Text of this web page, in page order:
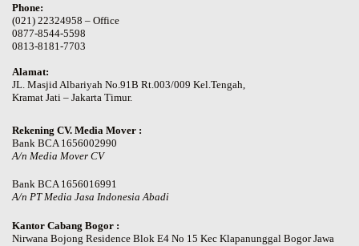
Phone:
(021) 22324958 – Office
0877-8544-5598
0813-8181-7703
Alamat:
JL. Masjid Albariyah No.91B Rt.003/009 Kel.Tengah,
Kramat Jati – Jakarta Timur.
Rekening CV. Media Mover :
Bank BCA 1656002990
A/n Media Mover CV
Bank BCA 1656016991
A/n PT Media Jasa Indonesia Abadi
Kantor Cabang Bogor :
Nirwana Bojong Residence Blok E4 No 15 Kec Klapanunggal Bogor Jawa